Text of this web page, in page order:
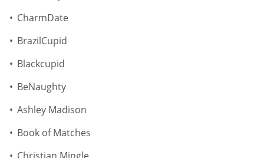
CharmDate
BrazilCupid
Blackcupid
BeNaughty
Ashley Madison
Book of Matches
Christian Mingle